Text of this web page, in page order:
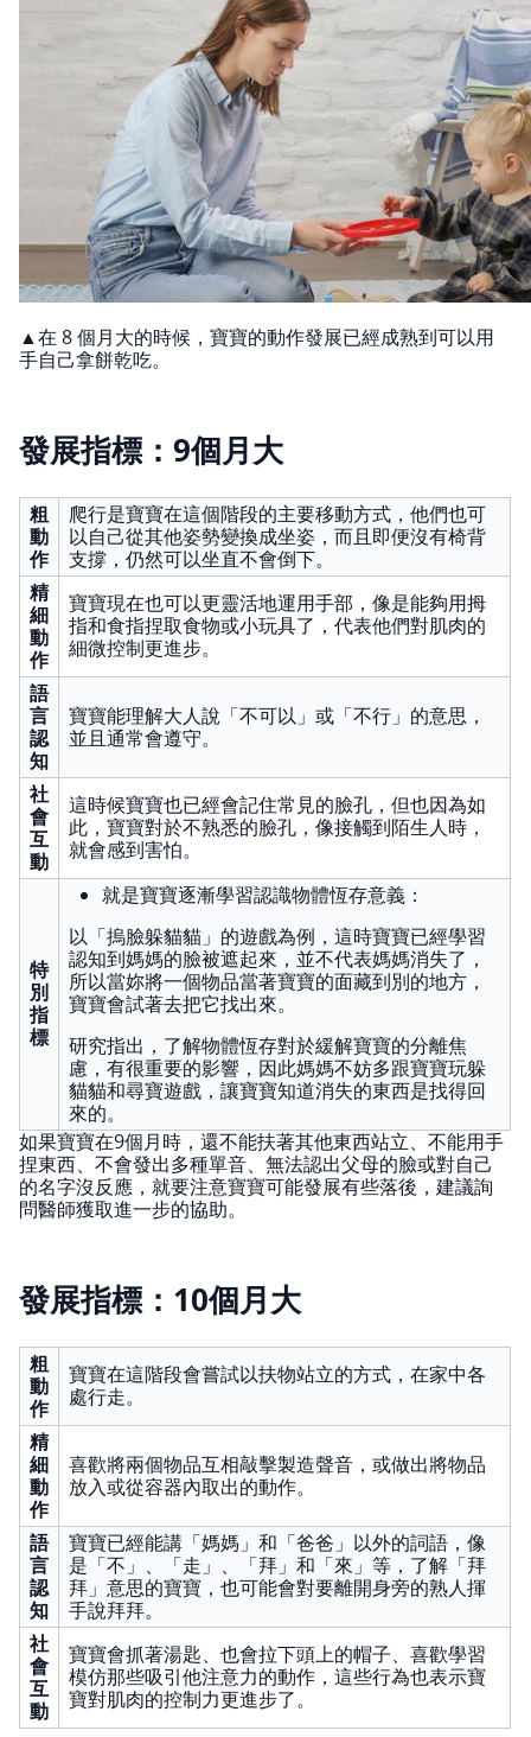
▲在 8 個月大的時候，寶寶的動作發展已經成熟到可以用
手自己拿餅乾吃。
發展指標：9個月大
粗
動
作
爬行是寶寶在這個階段的主要移動方式，他們也可
以自己從其他姿勢變換成坐姿，而且即便沒有椅背
支撐，仍然可以坐直不會倒下。
精
細
動
作
寶寶現在也可以更靈活地運用手部，像是能夠用拇
指和食指捏取食物或小玩具了，代表他們對肌肉的
細微控制更進步。
語
言
認
知
寶寶能理解大人說「不可以」或「不行」的意思，
並且通常會遵守。
社
會
互
動
這時候寶寶也已經會記住常見的臉孔，但也因為如
此，寶寶對於不熟悉的臉孔，像接觸到陌生人時，
就會感到害怕。
特
別
指
標
就是寶寶逐漸學習認識物體恆存意義：
以「摀臉躲貓貓」的遊戲為例，這時寶寶已經學習
認知到媽媽的臉被遮起來，並不代表媽媽消失了，
所以當妳將一個物品當著寶寶的面藏到別的地方，
寶寶會試著去把它找出來。
研究指出，了解物體恆存對於緩解寶寶的分離焦
慮，有很重要的影響，因此媽媽不妨多跟寶寶玩躲
貓貓和尋寶遊戲，讓寶寶知道消失的東西是找得回
來的。
如果寶寶在9個月時，還不能扶著其他東西站立、不能用手
捏東西、不會發出多種單音、無法認出父母的臉或對自己
的名字沒反應，就要注意寶寶可能發展有些落後，建議詢
問醫師獲取進一步的協助。
發展指標：10個月大
粗
動
作
寶寶在這階段會嘗試以扶物站立的方式，在家中各
處行走。
精
細
動
作
喜歡將兩個物品互相敲擊製造聲音，或做出將物品
放入或從容器內取出的動作。
語
言
認
知
寶寶已經能講「媽媽」和「爸爸」以外的詞語，像
是「不」、「走」、「拜」和「來」等，了解「拜
拜」意思的寶寶，也可能會對要離開身旁的熟人揮
手說拜拜。
社
會
互
動
寶寶會抓著湯匙、也會拉下頭上的帽子、喜歡學習
模仿那些吸引他注意力的動作，這些行為也表示寶
寶對肌肉的控制力更進步了。